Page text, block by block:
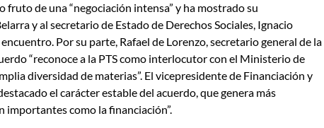
fruto de una “negociación intensa” y ha mostrado su
y al secretario de Estado de Derechos Sociales, Ignacio
Por su parte, Rafael de Lorenzo, secretario general de la
“reconoce a la PTS como interlocutor con el Ministerio de
diversidad de materias”. El vicepresidente de Financiación y
el carácter estable del acuerdo, que genera más
importantes como la financiación”.